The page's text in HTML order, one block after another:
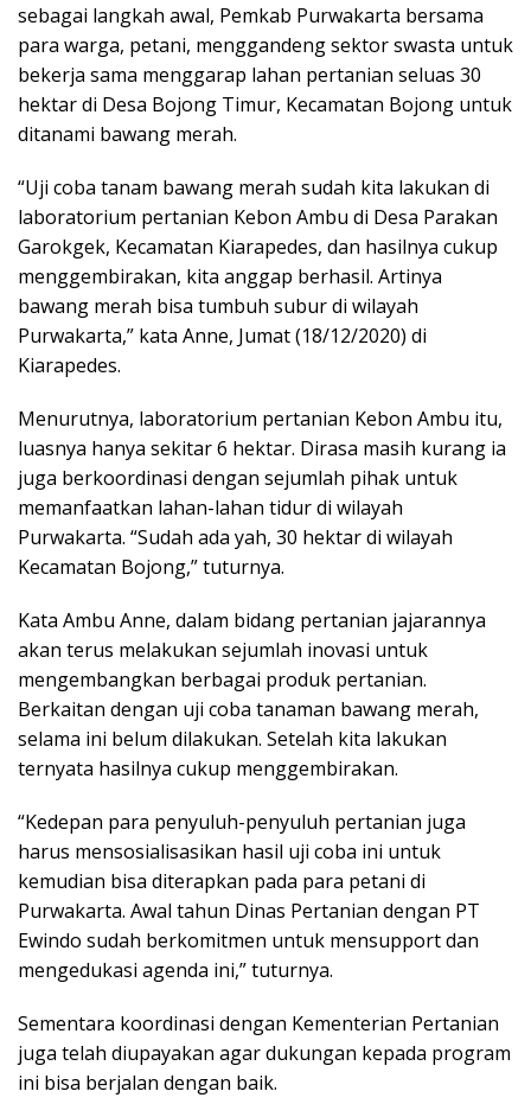
sebagai langkah awal, Pemkab Purwakarta bersama
para warga, petani, menggandeng sektor swasta untuk
bekerja sama menggarap lahan pertanian seluas 30
hektar di Desa Bojong Timur, Kecamatan Bojong untuk
ditanami bawang merah.
“Uji coba tanam bawang merah sudah kita lakukan di
laboratorium pertanian Kebon Ambu di Desa Parakan
Garokgek, Kecamatan Kiarapedes, dan hasilnya cukup
menggembirakan, kita anggap berhasil. Artinya
bawang merah bisa tumbuh subur di wilayah
Purwakarta,” kata Anne, Jumat (18/12/2020) di
Kiarapedes.
Menurutnya, laboratorium pertanian Kebon Ambu itu,
luasnya hanya sekitar 6 hektar. Dirasa masih kurang ia
juga berkoordinasi dengan sejumlah pihak untuk
memanfaatkan lahan-lahan tidur di wilayah
Purwakarta. “Sudah ada yah, 30 hektar di wilayah
Kecamatan Bojong,” tuturnya.
Kata Ambu Anne, dalam bidang pertanian jajarannya
akan terus melakukan sejumlah inovasi untuk
mengembangkan berbagai produk pertanian.
Berkaitan dengan uji coba tanaman bawang merah,
selama ini belum dilakukan. Setelah kita lakukan
ternyata hasilnya cukup menggembirakan.
“Kedepan para penyuluh-penyuluh pertanian juga
harus mensosialisasikan hasil uji coba ini untuk
kemudian bisa diterapkan pada para petani di
Purwakarta. Awal tahun Dinas Pertanian dengan PT
Ewindo sudah berkomitmen untuk mensupport dan
mengedukasi agenda ini,” tuturnya.
Sementara koordinasi dengan Kementerian Pertanian
juga telah diupayakan agar dukungan kepada program
ini bisa berjalan dengan baik.